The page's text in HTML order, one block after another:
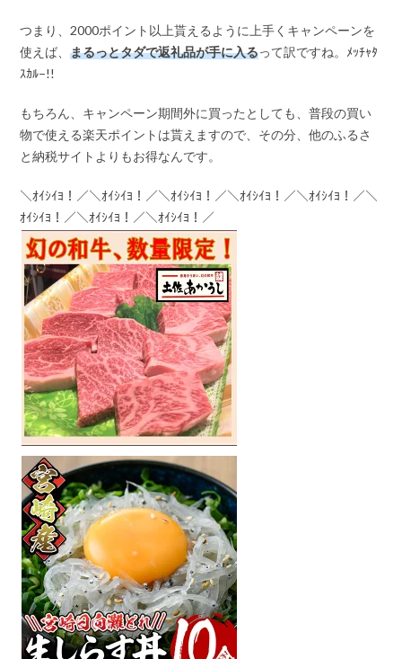
つまり、2000ポイント以上貰えるように上手くキャンペーンを
使えば、まるっとタダで返礼品が手に入るって訳ですね。ﾒｯﾁｬﾀ
ｽｶﾙ–!!
もちろん、キャンペーン期間外に買ったとしても、普段の買い
物で使える楽天ポイントは貰えますので、その分、他のふるさ
と納税サイトよりもお得なんです。
＼ｵｲｼｲﾖ！／＼ｵｲｼｲﾖ！／＼ｵｲｼｲﾖ！／＼ｵｲｼｲﾖ！／＼ｵｲｼｲﾖ！／＼
ｵｲｼｲﾖ！／＼ｵｲｼｲﾖ！／＼ｵｲｼｲﾖ！／